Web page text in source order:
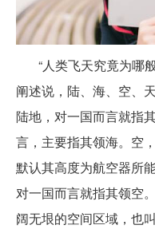
“人类飞天究竟为哪
阐述说，陆、海、空、
陆地，对一国而言就指
言，主要指其领海。空
默认其高度为航空器所
对一国而言就指其领空
阔无垠的空间区域，也